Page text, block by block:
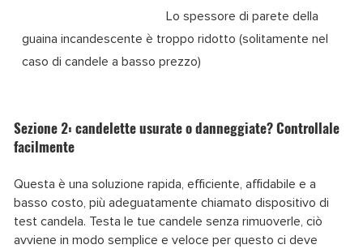
Lo spessore di parete della
guaina incandescente è troppo ridotto (solitamente nel
caso di candele a basso prezzo)
Sezione 2: candelette usurate o danneggiate? Controllale
facilmente
Questa è una soluzione rapida, efficiente, affidabile e a
basso costo, più adeguatamente chiamato dispositivo di
test candela. Testa le tue candele senza rimuoverle, ciò
avviene in modo semplice e veloce per questo ci deve